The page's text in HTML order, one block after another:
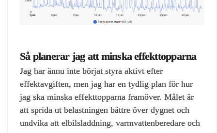
Så planerar jag att minska effekttopparna
Jag har ännu inte börjat styra aktivt efter
effektavgiften, men jag har en tydlig plan för hur
jag ska minska effekttopparna framöver. Målet är
att sprida ut belastningen bättre över dygnet och
undvika att elbilsladdning, varmvattenberedare och